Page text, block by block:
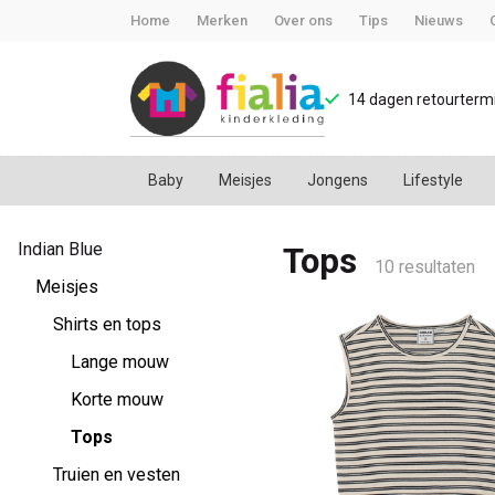
Home Merken Over ons Tips Nieuws
14 dagen
Baby Meisjes Jongens Lifestyle
Tops
FiaLia
Kinderkleding
Indian Blue
Meisjes
Shirts en tops
Lange mouw
Korte mouw
Tops
Truien en vesten
Tops 10 resultaten